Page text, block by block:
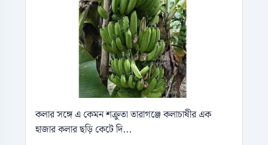
কলার সঙ্গে এ কেমন শক্রুতা তারাগঞ্জে কলাচাষীর এক
হাজার কলার ছড়ি কেটে দি...